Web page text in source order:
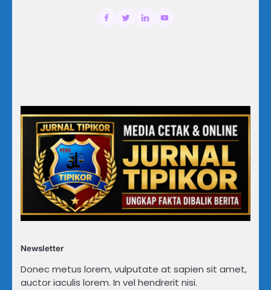
Newsletter
Donec metus lorem, vulputate at sapien sit amet,
auctor iaculis lorem. In vel hendrerit nisi.